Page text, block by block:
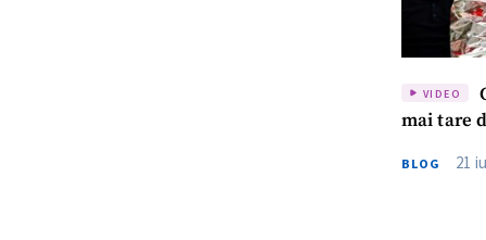
VIDEO
mai tare
BLOG 21